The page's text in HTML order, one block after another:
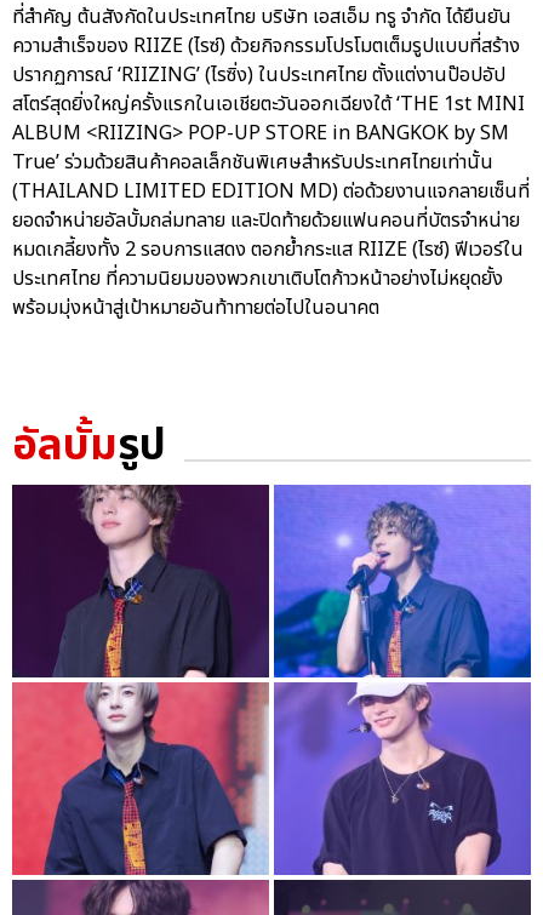
ที่สำคัญ ต้นสังกัดในประเทศไทย บริษัท เอสเอ็ม ทรู จำกัด ได้ยืนยัน
ความสำเร็จของ RIIZE (ไรซ์) ด้วยกิจกรรมโปรโมตเต็มรูปแบบที่สร้าง
ปรากฏการณ์ ‘RIIZING’ (ไรซิ่ง) ในประเทศไทย ตั้งแต่งานป๊อปอัป
สโตร์สุดยิ่งใหญ่ครั้งแรกในเอเชียตะวันออกเฉียงใต้ ‘THE 1st MINI
ALBUM <RIIZING> POP-UP STORE in BANGKOK by SM
True’ ร่วมด้วยสินค้าคอลเล็กชันพิเศษสำหรับประเทศไทยเท่านั้น
(THAILAND LIMITED EDITION MD) ต่อด้วยงานแจกลายเซ็นที่
ยอดจำหน่ายอัลบั้มถล่มทลาย และปิดท้ายด้วยแฟนคอนที่บัตรจำหน่าย
หมดเกลี้ยงทั้ง 2 รอบการแสดง ตอกย้ำกระแส RIIZE (ไรซ์) ฟีเวอร์ใน
ประเทศไทย ที่ความนิยมของพวกเขาเติบโตก้าวหน้าอย่างไม่หยุดยั้ง
พร้อมมุ่งหน้าสู่เป้าหมายอันท้าทายต่อไปในอนาคต
อัลบั้มรูป